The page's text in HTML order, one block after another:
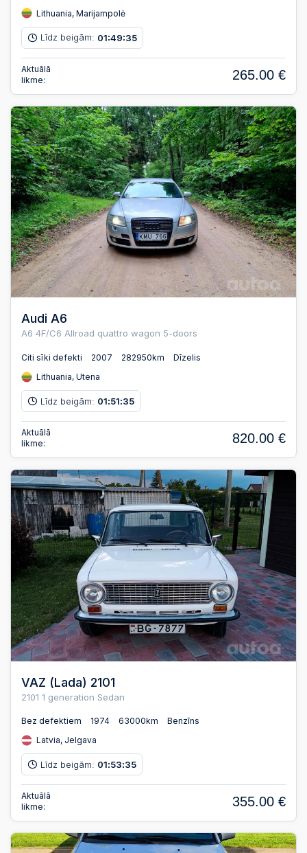
Lithuania, Marijampolė
Līdz beigām: 01:49:34
Aktuālā
likme:
265.00 €
Audi A6
A6 4F/C6 Allroad quattro wagon 5-doors
Citi sīki defekti 2007 282950km
Dīzelis
Lithuania, Utena
Līdz beigām: 01:51:34
Aktuālā
likme:
820.00 €
VAZ (Lada) 2101
2101 1 generation Sedan
Bez defektiem 1974 63000km
Benzīns
Latvia, Jelgava
Līdz beigām: 01:53:34
Aktuālā
likme:
355.00 €